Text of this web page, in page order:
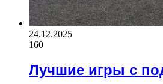
24.12.2025
160
Лучшие игры с